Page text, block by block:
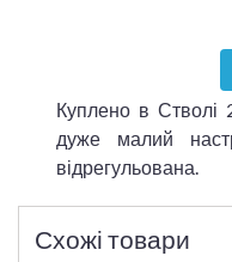
Куплено в Стволі
дуже малий
відрегульована.
Схожі товари